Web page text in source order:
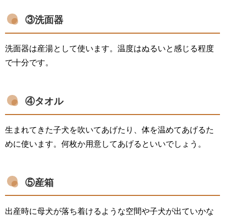
③洗面器
洗面器は産湯として使います。温度はぬるいと感じる程度
で十分です。
④タオル
生まれてきた子犬を吹いてあげたり、体を温めてあげるた
めに使います。何枚か用意してあげるといいでしょう。
⑤産箱
出産時に母犬が落ち着けるような空間や子犬が出ていかな